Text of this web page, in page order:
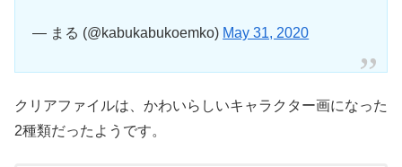
— まる (@kabukabukoemko) May 31, 2020
クリアファイルは、かわいらしいキャラクター画になった
2種類だったようです。